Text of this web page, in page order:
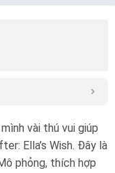
vài thú vui giúp
Ella’s Wish. Đây là
phỏng, thích hợp